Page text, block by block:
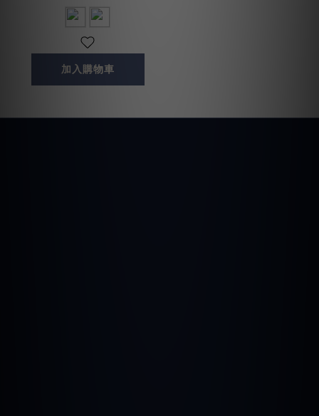
加入購物車